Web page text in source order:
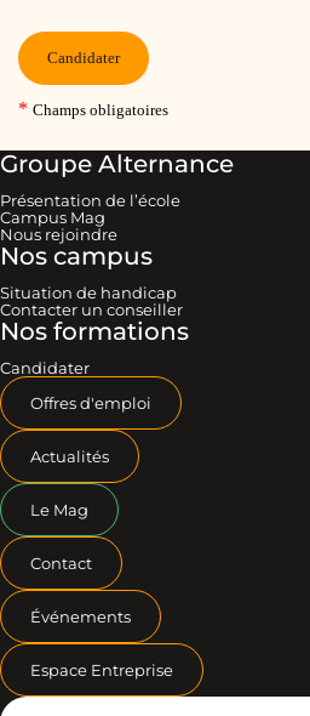
Groupe Alternance
Présentation de l’école
Campus Mag
Nous rejoindre
Nos campus
Situation de handicap
Contacter un conseiller
Nos formations
Candidater
Offres d'emploi
Actualités
Le Mag
Contact
Événements
Espace Entreprise